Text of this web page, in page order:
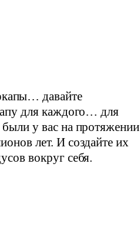
давайте
для каждого… для
у вас на протяжении
лет. И создайте их
вокруг себя.